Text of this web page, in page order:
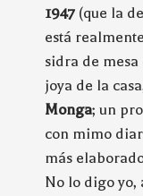
1947 (que la
está
sidra de
joya de la
Monga; un
con mimo
más
No lo digo yo,